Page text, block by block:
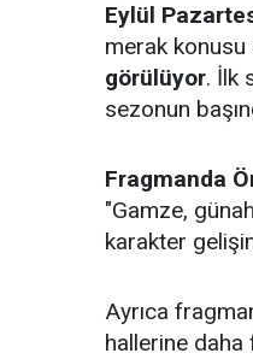
Eylül
merak konusu
görülüyor. İlk
sezonun
Fragmanda
"Gamze,
karakter
Ayrıca
hallerine daha